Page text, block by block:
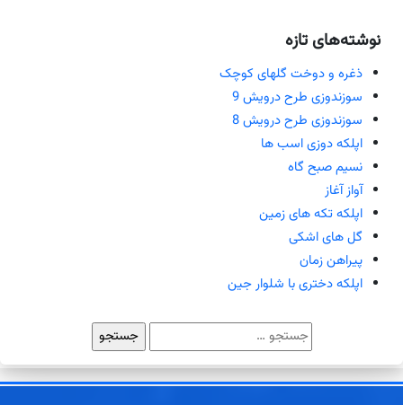
نوشته‌های تازه
ذغره و دوخت گلهای کوچک
سوزندوزی طرح درویش 9
سوزندوزی طرح درویش 8
اپلکه دوزی اسب ها
نسیم صبح گاه
آواز آغاز
اپلکه تکه های زمین
گل های اشکی
پیراهن زمان
اپلکه دختری با شلوار جین
جستجو
برای: